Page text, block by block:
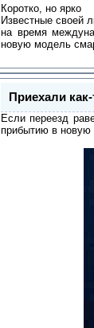
Коротко, но ярко
Известные своей
на время
новую модель
Приехали
Если переезд
прибытию в новую